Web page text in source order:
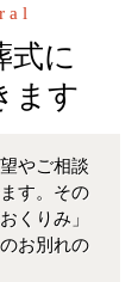
式に
ます
やご相談
す。その
くりみ」
お別れの